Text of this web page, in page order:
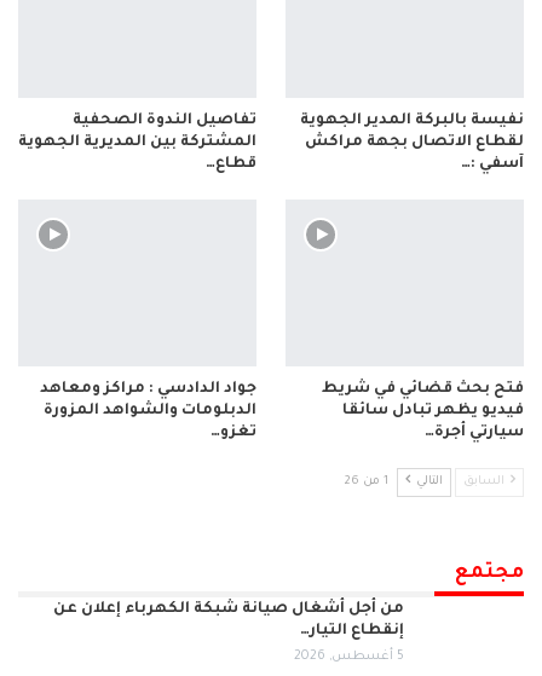
نفيسة بالبركة المدير الجهوية
لقطاع الاتصال بجهة مراكش
آسفي :…
تفاصيل الندوة الصحفية
المشتركة بين المديرية الجهوية
قطاع…
فتح بحث قضائي في شريط
فيديو يظهر تبادل سائقا
سيارتي أجرة…
جواد الدادسي : مراكز ومعاهد
الدبلومات والشواهد المزورة
تغزو…
السابق التالي 1 من 26
مجتمع
من أجل أشغال صيانة شبكة الكهرباء إعلان عن
إنقطاع التيار…
5 أغسطس, 2026